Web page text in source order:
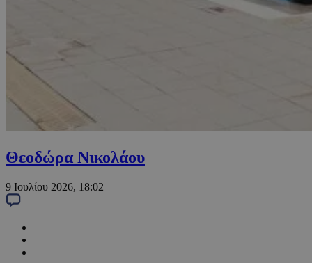
Θεοδώρα Νικολάου
9 Ιουλίου 2026, 18:02